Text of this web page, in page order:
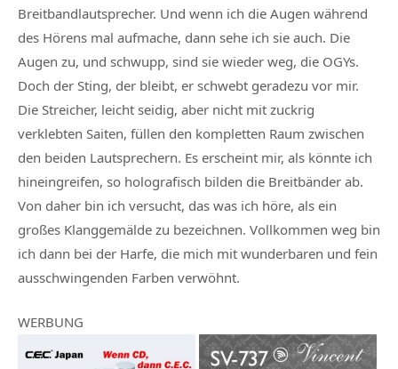
Breitbandlautsprecher. Und wenn ich die Augen während
des Hörens mal aufmache, dann sehe ich sie auch. Die
Augen zu, und schwupp, sind sie wieder weg, die OGYs.
Doch der Sting, der bleibt, er schwebt geradezu vor mir.
Die Streicher, leicht seidig, aber nicht mit zuckrig
verklebten Saiten, füllen den kompletten Raum zwischen
den beiden Lautsprechern. Es erscheint mir, als könnte ich
hineingreifen, so holografisch bilden die Breitbänder ab.
Von daher bin ich versucht, das was ich höre, als ein
großes Klanggemälde zu bezeichnen. Vollkommen weg bin
ich dann bei der Harfe, die mich mit wunderbaren und fein
ausschwingenden Farben verwöhnt.
WERBUNG